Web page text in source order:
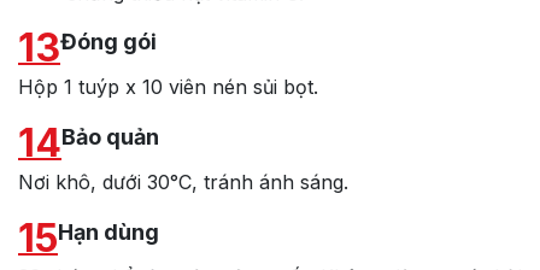
13Đóng gói
Hộp 1 tuýp x 10 viên nén sủi bọt.
14Bảo quản
Nơi khô, dưới 30°C, tránh ánh sáng.
15Hạn dùng